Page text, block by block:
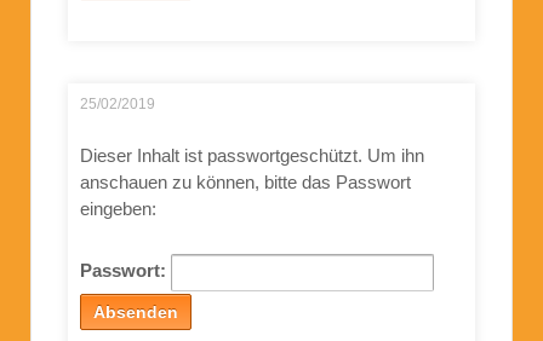
25/02/2019
Dieser Inhalt ist passwortgeschützt. Um ihn
anschauen zu können, bitte das Passwort
eingeben:
Passwort: